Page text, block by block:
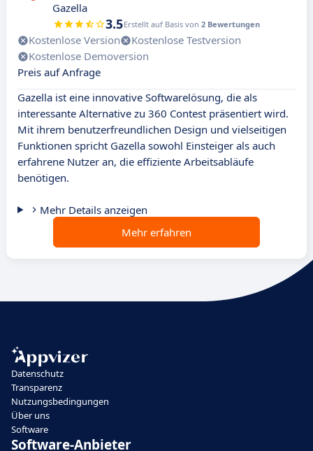
Gazella
3.5Erstellt auf Basis von 2 Bewertungen
Kostenlose Version
Kostenlose Testversion
Kostenlose Demoversion
Preis auf Anfrage
Gazella ist eine innovative Softwarelösung, die als
interessante Alternative zu 360 Contest präsentiert wird.
Mit ihrem benutzerfreundlichen Design und vielseitigen
Funktionen spricht Gazella sowohl Einsteiger als auch
erfahrene Nutzer an, die effiziente Arbeitsabläufe
benötigen.
Mehr Details anzeigen
Mehr erfahren
Datenschutz
Transparenz
Nutzungsbedingungen
Über uns
Software
Software-Anbieter